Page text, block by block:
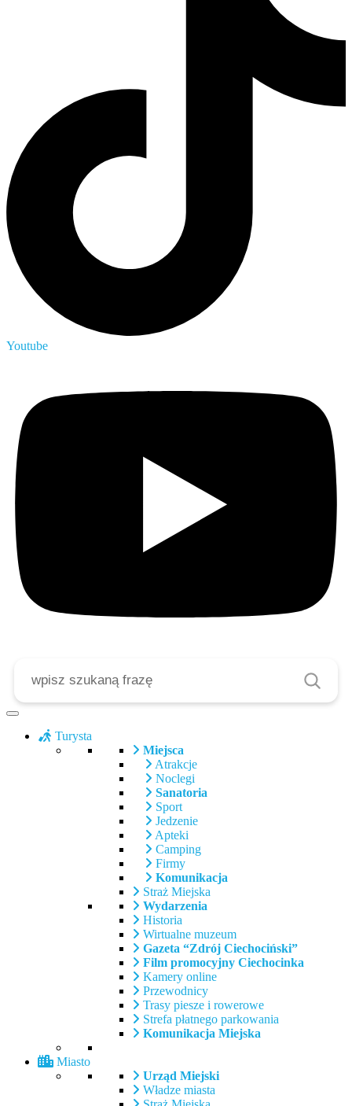
Youtube
Turysta
Miejsca
Atrakcje
Noclegi
Sanatoria
Sport
Jedzenie
Apteki
Camping
Firmy
Komunikacja
Straż Miejska
Wydarzenia
Historia
Wirtualne muzeum
Gazeta “Zdrój Ciechociński”
Film promocyjny Ciechocinka
Kamery online
Przewodnicy
Trasy piesze i rowerowe
Strefa płatnego parkowania
Komunikacja Miejska
Miasto
Urząd Miejski
Władze miasta